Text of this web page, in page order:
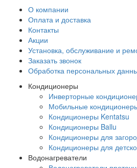
О компании
Оплата и доставка
Контакты
Акции
Установка, обслуживание и
Заказать звонок
Обработка персональных
Кондиционеры
Инверторные
Мобильные
Кондиционеры Kentatsu
Кондиционеры Ballu
Кондиционеры для
Кондиционеры для
Водонагреватели